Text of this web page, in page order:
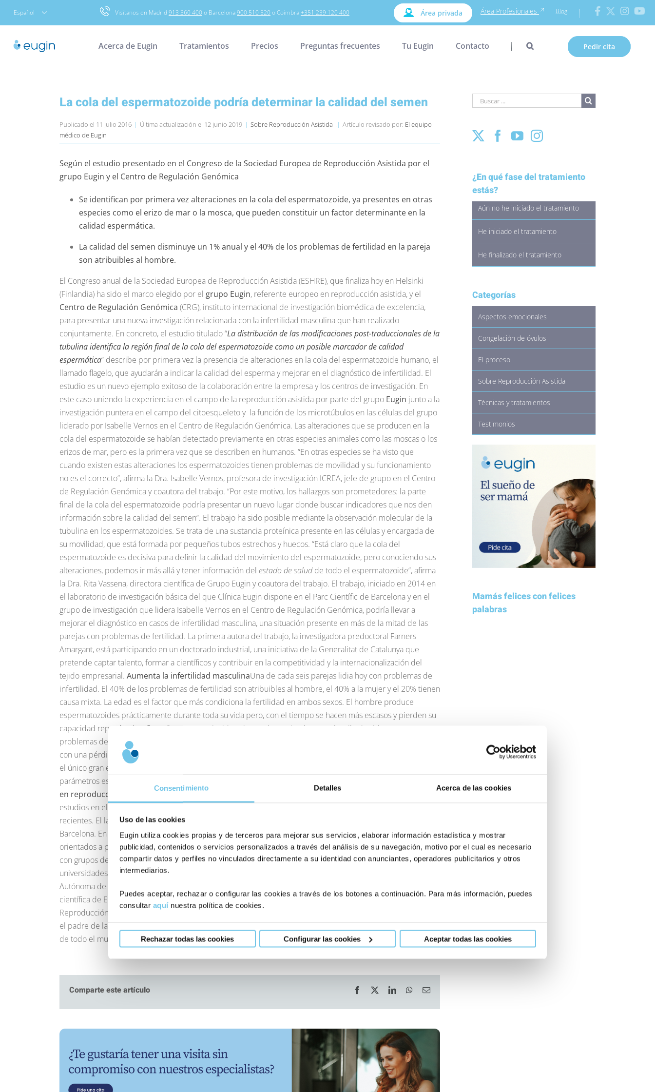
Consentimiento Detalles Acerca de las cookies
Uso de las cookies
Eugin utiliza cookies propias y de terceros para mejorar sus servicios, elaborar información estadística y mostrar
publicidad, contenidos o servicios personalizados a través del análisis de su navegación, motivo por el cual es necesario
compartir datos y perfiles no vinculados directamente a su identidad con anunciantes, operadores publicitarios y otros
intermediarios.
Puedes aceptar, rechazar o configurar las cookies a través de los botones a continuación. Para más información, puedes
consultar aquínuestra política de cookies.
Rechazar todas las cookies Configurar las cookies Aceptar todas las cookies
Español Visítanos en Madrid 913 360 400 o Barcelona900 510 520 o Coímbra+351 239 120 400 Área privada Área Profesionales Blog
Acerca de Eugin Tratamientos Precios Preguntas frecuentes Tu Eugin Contacto Pedir cita
La cola del espermatozoide podría determinar la calidad del semen
Publicado el 11 julio 2016 | Última actualización el 12 junio 2019 | Sobre Reproducción Asistida .| Artículo revisado por: El equipo
médico de Eugin
Según el estudio presentado en el Congreso de la Sociedad Europea de Reproducción Asistida por el
grupo Eugin y el Centro de Regulación Genómica
Se identifican por primera vez alteraciones en la cola del espermatozoide, ya presentes en otras
especies como el erizo de mar o la mosca, que pueden constituir un factor determinante en la
calidad espermática.
La calidad del semen disminuye un 1% anual y el 40% de los problemas de fertilidad en la pareja
son atribuibles al hombre.
El Congreso anual de la Sociedad Europea de Reproducción Asistida (ESHRE), que finaliza hoy en Helsinki
(Finlandia) ha sido el marco elegido por el grupo Eugin, referente europeo en reproducción asistida, y el
Centro de Regulación Genómica (CRG), instituto internacional de investigación biomédica de excelencia,
para presentar una nueva investigación relacionada con la infertilidad masculina que han realizado
conjuntamente. En concreto, el estudio titulado “La distribución de las modificaciones post-traduccionales de la
tubulina identifica la región final de la cola del espermatozoide como un posible marcador de calidad
espermática” describe por primera vez la presencia de alteraciones en la cola del espermatozoide humano, el
llamado flagelo, que ayudarán a indicar la calidad del esperma y mejorar en el diagnóstico de infertilidad. El
estudio es un nuevo ejemplo exitoso de la colaboración entre la empresa y los centros de investigación. En
este caso uniendo la experiencia en el campo de la reproducción asistida por parte del grupo Eugin junto a la
investigación puntera en el campo del citoesqueleto y la función de los microtúbulos en las células del grupo
liderado por Isabelle Vernos en el Centro de Regulación Genómica. Las alteraciones que se producen en la
cola del espermatozoide se habían detectado previamente en otras especies animales como las moscas o los
erizos de mar, pero es la primera vez que se describen en humanos. “En otras especies se ha visto que
cuando existen estas alteraciones los espermatozoides tienen problemas de movilidad y su funcionamiento
no es el correcto”, afirma la Dra. Isabelle Vernos, profesora de investigación ICREA, jefe de grupo en el Centro
de Regulación Genómica y coautora del trabajo. “Por este motivo, los hallazgos son prometedores: la parte
final de la cola del espermatozoide podría presentar un nuevo lugar donde buscar indicadores que nos den
información sobre la calidad del semen”. El trabajo ha sido posible mediante la observación molecular de la
tubulina en los espermatozoides. Se trata de una sustancia proteínica presente en las células y encargada de
su movilidad, que está formada por pequeños tubos estrechos y huecos. “Está claro que la cola del
espermatozoide es decisiva para definir la calidad del movimiento del espermatozoide, pero conociendo sus
alteraciones, podemos ir más allá y tener información del estado de saludde todo el espermatozoide”, afirma
la Dra. Rita Vassena, directora científica de Grupo Eugin y coautora del trabajo. El trabajo, iniciado en 2014 en
el laboratorio de investigación básica del que Clínica Eugin dispone en el Parc Científic de Barcelona y en el
grupo de investigación que lidera Isabelle Vernos en el Centro de Regulación Genómica, podría llevar a
mejorar el diagnóstico en casos de infertilidad masculina, una situación presente en más de la mitad de las
parejas con problemas de fertilidad. La primera autora del trabajo, la investigadora predoctoral Farners
Amargant, está participando en un doctorado industrial, una iniciativa de la Generalitat de Catalunya que
pretende captar talento, formar a científicos y contribuir en la competitividad y la internacionalización del
tejido empresarial. Aumenta la infertilidad masculinaUna de cada seis parejas lidia hoy con problemas de
infertilidad. El 40% de los problemas de fertilidad son atribuibles al hombre, el 40% a la mujer y el 20% tienen
causa mixta. La edad es el factor que más condiciona la fertilidad en ambos sexos. El hombre produce
espermatozoides prácticamente durante toda su vida pero, con el tiempo se hacen más escasos y pierden su
capacidad reproductiva. Otros factores que inciden vienen determinados por el estilo de vida o por
problemas de salud. Entre los hombres, la infertilidad ha aumentado drásticamente en el último medio siglo,
con una pérdida progresiva de la fertilidad masculina del 1% anual. Un 58% de los varones españoles –según
el único gran estudio general realizado en España en el 2008– tienen un semen de calidad inferior a los
parámetros establecidos por la Organización Mundial de la Salud (OMS).
en reproducción asistida
El grupoEuginformado por Biogenesi, ha presentado un total de 11
estudios en el Congreso del ESHRE, celebrado esta semana en Helsinki, con sus investigaciones más
recientes. El laboratorio de investigación básica de Eugin forma parte integrante del Parc Científic de
Barcelona. En esas instalaciones de vanguardia su equipo de especialistas desarrolla avanzados estudios
orientados a profundizar en el conocimiento de la fertilidad humana. También coordina proyectos científicos
con grupos de trabajo de centros de investigación como el Centro de Regulación Genómica de Barcelona o
universidades europeas como la Universidad de Barcelona, Universidad Pompeu Fabra, Universidad
Autónoma de Barcelona, Universidad de Milán, Universidad de Sassari y Universidad de Cardiff. La directora
científica de Eugin, la Dra. Rita Vassena, es miembro del Comité Ejecutivo de la Sociedad Europea de
Reproducción Humana y Embriología (ESHRE, por sus siglas en inglés), que cuenta entre sus fundadores con
el padre de la reproducción asistida, el fallecido premio Nobel Robert Edwards, y suma miles de especialistas
de todo el mundo.
Comparte este artículo Facebook LinkedInWhatsApp
Email
Buscar
¿En qué fase del tratamiento
estás?
Aún no he iniciado el tratamiento
He iniciado el tratamiento
He finalizado el tratamiento
Categorías
Aspectos emocionales
Congelación de óvulos
El proceso
Sobre Reproducción Asistida
Técnicas y tratamientos
Testimonios
Mamás felices con felices
palabras
Sandra